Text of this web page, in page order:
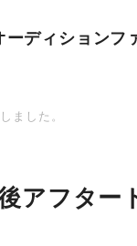
ーディションフ
ました。
フター